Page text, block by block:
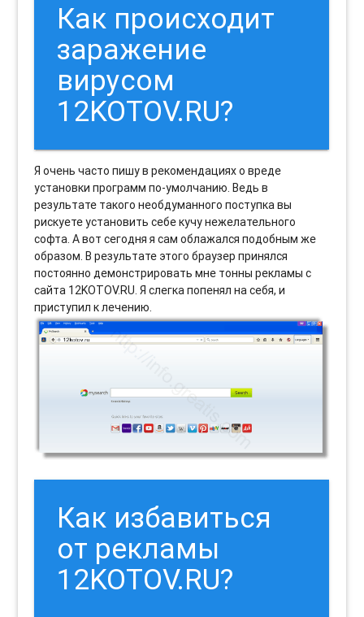
Как происходит
заражение
вирусом
12KOTOV.RU?
Я очень часто пишу в рекомендациях о вреде
установки программ по-умолчанию. Ведь в
результате такого необдуманного поступка вы
рискуете установить себе кучу нежелательного
софта. А вот сегодня я сам облажался подобным же
образом. В результате этого браузер принялся
постоянно демонстрировать мне тонны рекламы с
сайта 12KOTOV.RU. Я слегка попенял на себя, и
приступил к лечению.
Как избавиться
от рекламы
12KOTOV.RU?